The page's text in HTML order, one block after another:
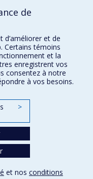
de
d’améliorer et de
Certains témoins
et la
enregistrent vos
consentez à notre
à vos besoins.
>
et nos conditions